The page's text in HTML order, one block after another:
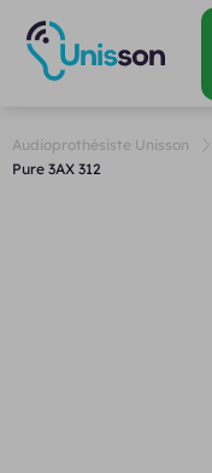
Audioprothésiste Unisson
Pure 3AX 312